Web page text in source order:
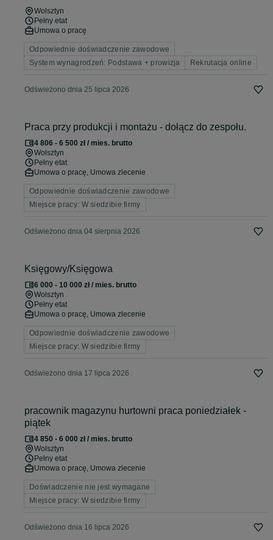
Wolsztyn
Pełny etat
Umowa o pracę
Odpowiednie doświadczenie zawodowe
System wynagrodzeń: Podstawa + prowizja
Rekrutacja online
Odświeżono dnia 25 lipca 2026
Praca przy produkcji i montażu - dołącz do zespołu.
4 806 - 6 500 zł / mies. brutto
Wolsztyn
Pełny etat
Umowa o pracę, Umowa zlecenie
Odpowiednie doświadczenie zawodowe
Miejsce pracy: W siedzibie firmy
Odświeżono dnia 04 sierpnia 2026
Księgowy/Księgowa
6 000 - 10 000 zł / mies. brutto
Wolsztyn
Pełny etat
Umowa o pracę, Umowa zlecenie
Odpowiednie doświadczenie zawodowe
Miejsce pracy: W siedzibie firmy
Odświeżono dnia 17 lipca 2026
pracownik magazynu hurtowni praca poniedziałek -
piątek
4 850 - 6 000 zł / mies. brutto
Wolsztyn
Pełny etat
Umowa o pracę, Umowa zlecenie
Doświadczenie nie jest wymagane
Miejsce pracy: W siedzibie firmy
Odświeżono dnia 16 lipca 2026